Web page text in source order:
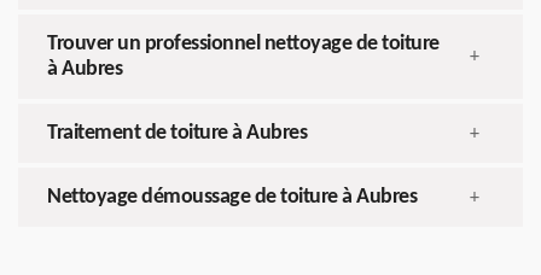
Trouver un professionnel nettoyage de toiture
à Aubres
+
Traitement de toiture à Aubres +
Nettoyage démoussage de toiture à Aubres +